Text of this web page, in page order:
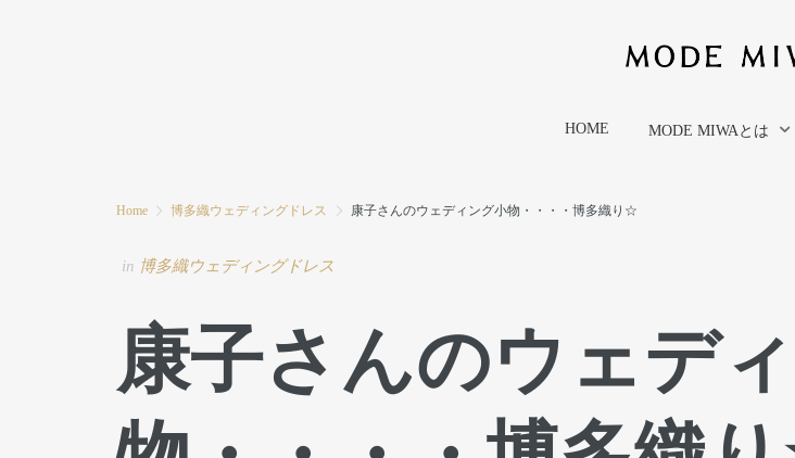
HOME MODE MIWAとは
Home 博多織ウェディングドレス 康子さんのウェディング小物・・・・博多織り☆
in 博多織ウェディングドレス
康子さんのウェデ